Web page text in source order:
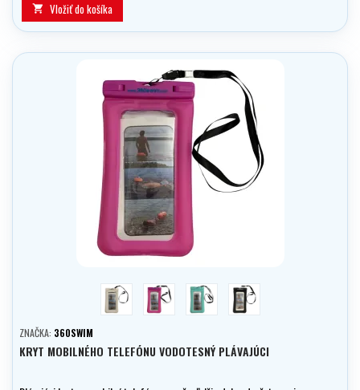
 Vložiť do košíka
biela ružová trysková černá
ZNAČKA: 360SWIM
KRYT MOBILNÉHO TELEFÓNU VODOTESNÝ PLÁVAJÚCI